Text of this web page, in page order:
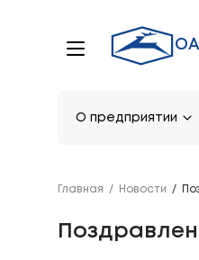
О предприятии
Главная / Новости /